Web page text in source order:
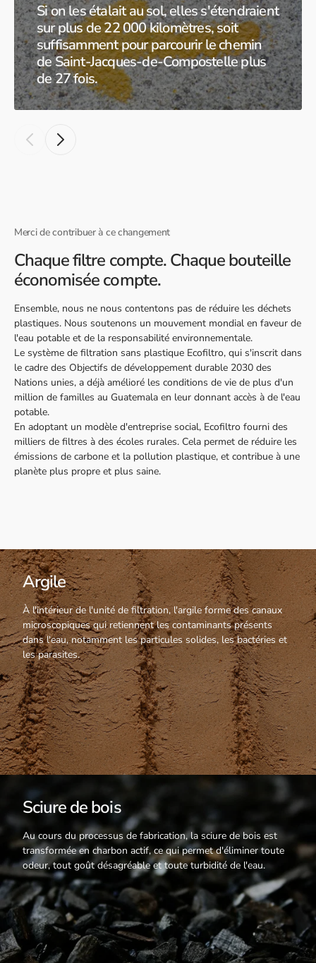
Si on les étalait au sol, elles s'étendraient
sur plus de 22 000 kilomètres, soit
suffisamment pour parcourir le chemin
de Saint-Jacques-de-Compostelle plus
de 27 fois.
Merci de contribuer à ce changement
Chaque filtre compte. Chaque bouteille
économisée compte.
Ensemble, nous ne nous contentons pas de réduire les déchets
plastiques. Nous soutenons un mouvement mondial en faveur de
l'eau potable et de la responsabilité environnementale.
Le système de filtration sans plastique Ecofiltro, qui s'inscrit dans
le cadre des Objectifs de développement durable 2030 des
Nations unies, a déjà amélioré les conditions de vie de plus d'un
million de familles au Guatemala en leur donnant accès à de l'eau
potable.
En adoptant un modèle d'entreprise social, Ecofiltro fourni des
milliers de filtres à des écoles rurales. Cela permet de réduire les
émissions de carbone et la pollution plastique, et contribue à une
planète plus propre et plus saine.
Argile
À l'intérieur de l'unité de filtration, l'argile forme des canaux
microscopiques qui retiennent les contaminants présents
dans l'eau, notamment les particules solides, les bactéries et
les parasites.
Sciure de bois
Au cours du processus de fabrication, la sciure de bois est
transformée en charbon actif, ce qui permet d'éliminer toute
odeur, tout goût désagréable et toute turbidité de l'eau.